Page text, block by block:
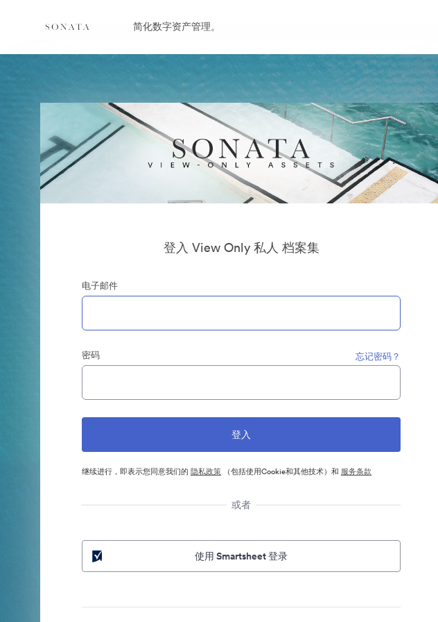
简化数字资产管理。
登入 View Only 私人 档案集
电子邮件
密码 忘记密码？
继续进行，即表示您同意我们的隐私政策 （包括使用Cookie和其他技术）和 服务条款
或者
使用 Smartsheet 登录